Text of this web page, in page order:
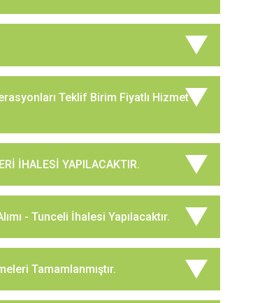
Teklif Birim Fiyatlı Hizmet
İHALESİ YAPILACAKTIR.
- Tunceli İhalesi Yapılacaktır.
Tamamlanmıştır.